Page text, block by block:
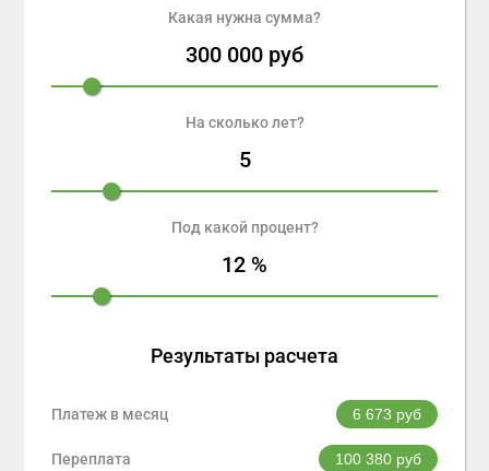
Какая нужна сумма?
300 000 руб
На сколько лет?
5
Под какой процент?
12 %
Результаты расчета
Платеж в месяц 6 673 руб
Переплата 100 380руб